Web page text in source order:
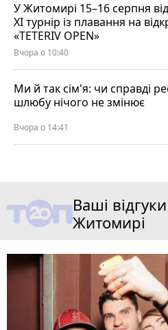
У Житомирі 15–16 серпня
XI турнір із плавання на
«TETERIV OPEN»
Вчора о 10:40
Ми й так сім'я: чи справді
шлюбу нічого не змінює
Вчора о 14:41
Ваші
Житомирі